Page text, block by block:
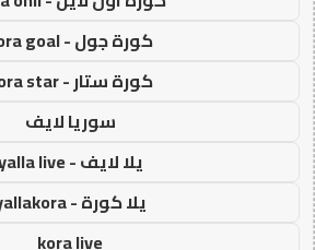
كورة جول - kora goal
كورة ستار - kora star
سوريا لايف
يلا لايف - yalla live
يلا كورة - yallakora
kora live